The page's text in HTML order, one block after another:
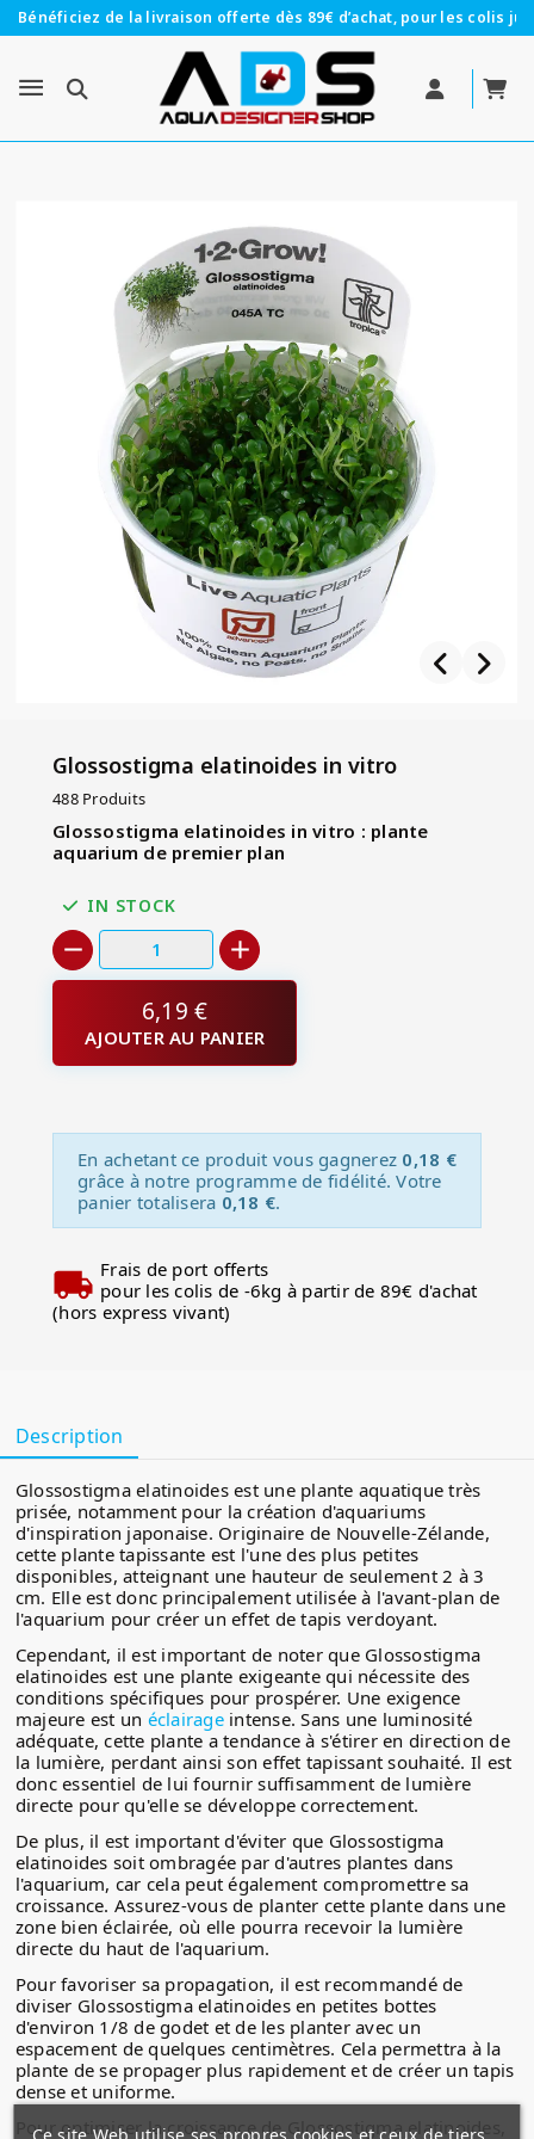
Bénéficiez de la livraison offerte dès 89€ d’achat, pour les colis
Glossostigma elatinoides in vitro
488 Produits
Glossostigma elatinoides in vitro : plante
aquarium de premier plan
IN STOCK
6,19 €
AJOUTER AU PANIER
En achetant ce produit vous gagnerez 0,18 €
grâce à notre programme de fidélité. Votre
panier totalisera 0,18 €.
Frais de port offerts
pour les colis de -6kg à partir de 89€ d'achat
(hors express vivant)
Description
Glossostigma elatinoides est une plante aquatique très
prisée, notamment pour la création d'aquariums
d'inspiration japonaise. Originaire de Nouvelle-Zélande,
cette plante tapissante est l'une des plus petites
disponibles, atteignant une hauteur de seulement 2 à 3
cm. Elle est donc principalement utilisée à l'avant-plan de
l'aquarium pour créer un effet de tapis verdoyant.
Cependant, il est important de noter que Glossostigma
elatinoides est une plante exigeante qui nécessite des
conditions spécifiques pour prospérer. Une exigence
majeure est un éclairageintense. Sans une luminosité
adéquate, cette plante a tendance à s'étirer en direction de
la lumière, perdant ainsi son effet tapissant souhaité. Il est
donc essentiel de lui fournir suffisamment de lumière
directe pour qu'elle se développe correctement.
De plus, il est important d'éviter que Glossostigma
elatinoides soit ombragée par d'autres plantes dans
l'aquarium, car cela peut également compromettre sa
croissance. Assurez-vous de planter cette plante dans une
zone bien éclairée, où elle pourra recevoir la lumière
directe du haut de l'aquarium.
Pour favoriser sa propagation, il est recommandé de
diviser Glossostigma elatinoides en petites bottes
d'environ 1/8 de godet et de les planter avec un
espacement de quelques centimètres. Cela permettra à la
plante de se propager plus rapidement et de créer un tapis
dense et uniforme.
Pour optimiser la croissance de Glossostigma elatinoides,
Ce site Web utilise ses propres cookies et ceux de tiers